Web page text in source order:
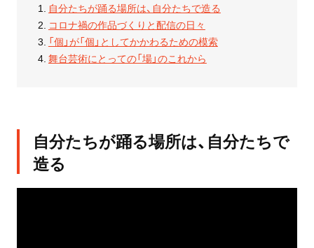
自分たちが踊る場所は、自分たちで造る
コロナ禍の作品づくりと配信の日々
「個」が「個」としてかかわるための模索
舞台芸術にとっての「場」のこれから
自分たちが踊る場所は、自分たちで
造る